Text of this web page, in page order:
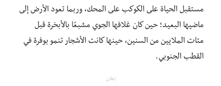
مستقبل الحياة على الكوكب على المحك، وربما تعود الأرض إلى
ماضيها البعيد؛ حين كان غلافها الجوي مشبعًا بالأبخرة قبل
مئات الملايين من السنين، حينها كانت الأشجار تنمو بوفرة في
القطب الجنوبي.
إعلان